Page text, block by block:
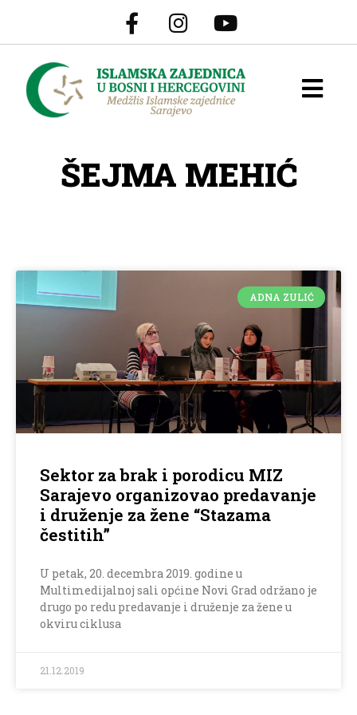
ŠEJMA MEHIĆ
ADNA ZULIĆ
Sektor za brak i porodicu MIZ
Sarajevo organizovao predavanje
i druženje za žene “Stazama
čestitih”
U petak, 20. decembra 2019. godine u
Multimedijalnoj sali općine Novi Grad održano je
drugo po redu predavanje i druženje za žene u
okviru ciklusa
21.12.2019